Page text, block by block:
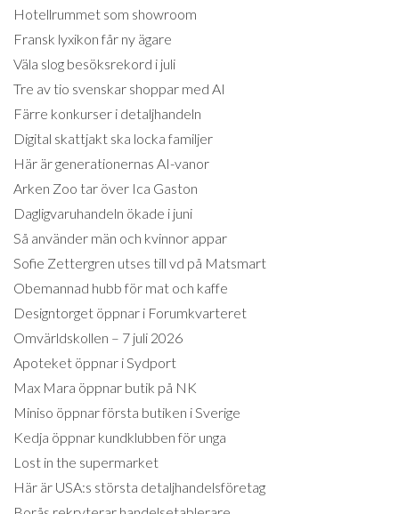
Hotellrummet som showroom
Fransk lyxikon får ny ägare
Väla slog besöksrekord i juli
Tre av tio svenskar shoppar med AI
Färre konkurser i detaljhandeln
Digital skattjakt ska locka familjer
Här är generationernas AI-vanor
Arken Zoo tar över Ica Gaston
Dagligvaruhandeln ökade i juni
Så använder män och kvinnor appar
Sofie Zettergren utses till vd på Matsmart
Obemannad hubb för mat och kaffe
Designtorget öppnar i Forumkvarteret
Omvärldskollen – 7 juli 2026
Apoteket öppnar i Sydport
Max Mara öppnar butik på NK
Miniso öppnar första butiken i Sverige
Kedja öppnar kundklubben för unga
Lost in the supermarket
Här är USA:s största detaljhandelsföretag